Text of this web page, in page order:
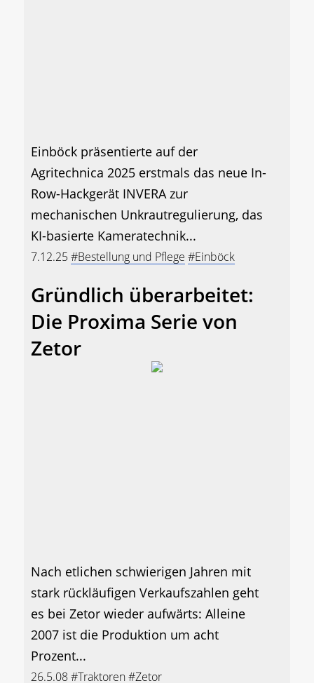
Einböck präsentierte auf der
Agritechnica 2025 erstmals das neue In-
Row-Hackgerät INVERA zur
mechanischen Unkrautregulierung, das
KI-basierte Kameratechnik...
7.12.25#Bestellung und Pflege #Einböck
Gründlich überarbeitet:
Die Proxima Serie von
Zetor
Nach etlichen schwierigen Jahren mit
stark rückläufigen Verkaufszahlen geht
es bei Zetor wieder aufwärts: Alleine
2007 ist die Produktion um acht
Prozent...
26.5.08#Traktoren#Zetor